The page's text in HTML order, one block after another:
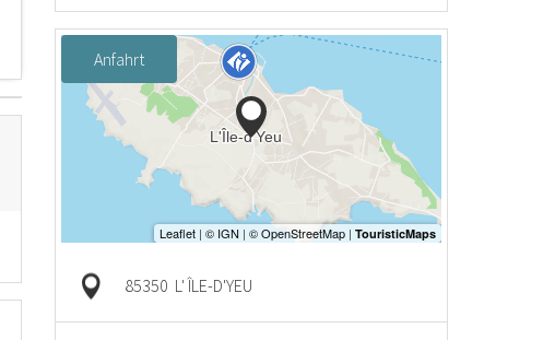
Anfahrt
85350 L' ÎLE-D'YEU